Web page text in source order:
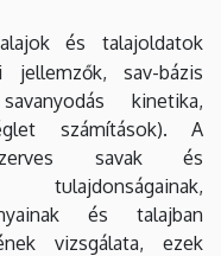
és talajoldatok
jellemzők, sav-bázis
kinetika,
számítások). A
savak és
tulajdonságainak,
és talajban
vizsgálata, ezek